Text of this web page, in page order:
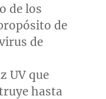
de los
de
de
UV que
hasta